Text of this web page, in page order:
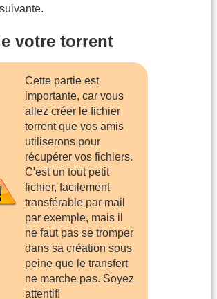
votre torrent
Cette partie est
importante, car vous
allez créer le fichier
torrent que vos amis
utiliserons pour
récupérer vos fichiers.
C'est un tout petit
fichier, facilement
transférable par mail
par exemple, mais il
ne faut pas se tromper
dans sa création sous
peine que le transfert
ne marche pas. Soyez
attentif!